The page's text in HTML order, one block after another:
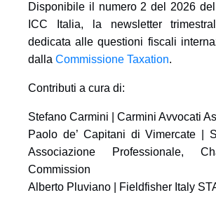
Disponibile il numero 2 del 2026
ICC Italia, la newsletter
dedicata alle questioni fiscali
dalla Commissione Taxation.
Contributi a cura di:
Stefano Carmini | Carmini Avvocati
Paolo de’ Capitani di Vimercate |
Associazione Professionale,
Commission
Alberto Pluviano | Fieldfisher Italy